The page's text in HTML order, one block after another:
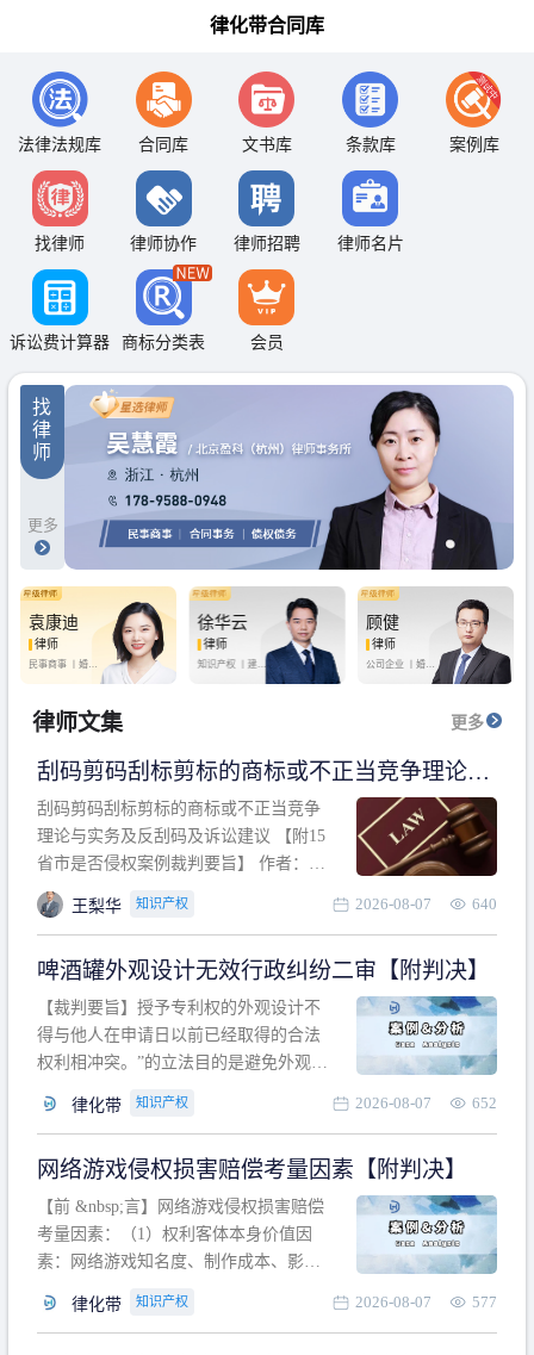
律化带合同库
法律法规库 合同库 文书库 条款库 案例库
找律师 律师协作 律师招聘 律师名片
诉讼费计算器 商标分类表 会员
找
律
师
更多
袁康迪
律师
民事商事 丨 婚姻
徐华云
律师
知识产权 丨 建设
顾健
律师
公司企业 丨婚姻
房产纠纷
律师文集 更多
刮码剪码刮标剪标的商标或不正当竞争理论与
实务及反刮码及诉讼建议 【附15省市是否侵权
案例裁判要旨】
刮码剪码刮标剪标的商标或不正当竞争
理论与实务及反刮码及诉讼建议 【附15
省市是否侵权案例裁判要旨】 作者：浙
江杭知桥律师事务所 王梨华 周靖超 【导
读】 第一部分：刮码剪码刮标剪标的商
诉讼建议 第二部分：15省市是否侵权案
例的裁判要旨 目录 第一部分、刮码剪码
刮
王梨华 知识产权 2026-08-07 640
啤酒罐外观设计无效行政纠纷二审【附判决】
【裁判要旨】授予专利权的外观设计不
得与他人在申请日以前已经取得的合法
权利相冲突。”的立法目的是避免外观设
冲突。基于此，凡是因该外观设计的实
于该款规定的规制范畴。“合法权利”不宜
作狭义解释，一般情况下，只要依法享
有的、在本专利申请日之
律化带 知识产权 2026-08-07 652
网络游戏侵权损害赔偿考量因素【附判决】
【前 &nbsp;言】网络游戏侵权损害赔偿
考量因素：（1）权利客体本身价值因
素：网络游戏知名度、制作成本、影响
利角度因素：被诉侵权游戏销售数量、
律化带 知识产权 2026-08-07 577